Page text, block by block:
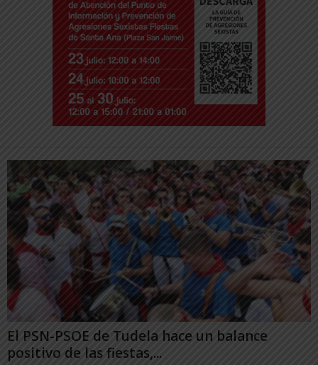
El PSN-PSOE de Tudela hace un balance
positivo de las fiestas,...